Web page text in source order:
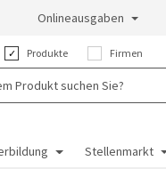
Onlineausgaben
Produkte Firmen
Stellenmarkt